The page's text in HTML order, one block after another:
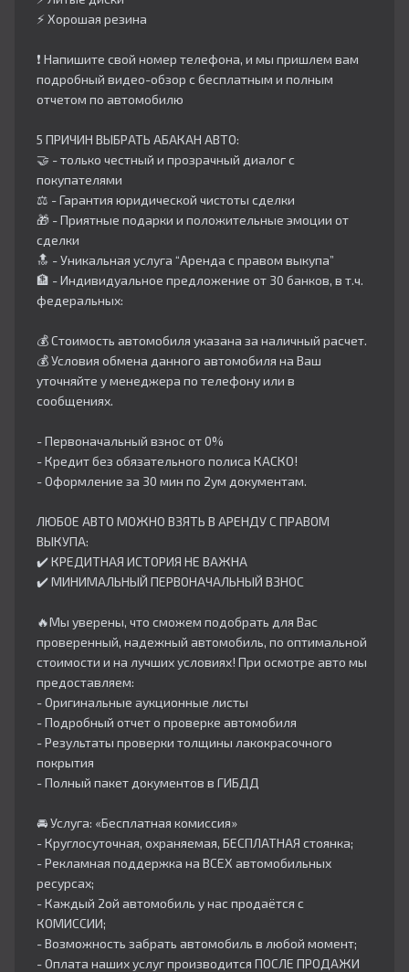
⚡️ Хорошая резина
❗️ Напишите свой номер телефона, и мы пришлем вам
подробный видео-обзор с бесплатным и полным
отчетом по автомобилю
5 ПРИЧИН ВЫБРАТЬ АБАКАН АВТО:
🤝 - только честный и прозрачный диалог с
покупателями
⚖️ - Гарантия юридической чистоты сделки
🎁 - Приятные подарки и положительные эмоции от
сделки
🔝 - Уникальная услуга “Аренда с правом выкупа”
🏦 - Индивидуальное предложение от 30 банков, в т.ч.
федеральных:
💰 Стоимость автомобиля указана за наличный расчет.
💰 Условия обмена данного автомобиля на Ваш
уточняйте у менеджера по телефону или в
сообщениях.
- Первоначальный взнос от 0%
- Кредит без обязательного полиса КАСКО!
- Оформление за 30 мин по 2ум документам.
ЛЮБОЕ АВТО МОЖНО ВЗЯТЬ В АРЕНДУ С ПРАВОМ
ВЫКУПА:
✔️ КРЕДИТНАЯ ИСТОРИЯ НЕ ВАЖНА
✔️ МИНИМАЛЬНЫЙ ПЕРВОНАЧАЛЬНЫЙ ВЗНОС
🔥Мы уверены, что сможем подобрать для Вас
проверенный, надежный автомобиль, по оптимальной
стоимости и на лучших условиях! При осмотре авто мы
предоставляем:
- Оригинальные аукционные листы
- Подробный отчет о проверке автомобиля
- Результаты проверки толщины лакокрасочного
покрытия
- Полный пакет документов в ГИБДД
🚘 Услуга: «Бесплатная комиссия»
- Круглосуточная, охраняемая, БЕСПЛАТНАЯ стоянка;
- Рекламная поддержка на ВСЕХ автомобильных
ресурсах;
- Каждый 2ой автомобиль у нас продаётся с
КОМИССИИ;
- Возможность забрать автомобиль в любой момент;
- Оплата наших услуг производится ПОСЛЕ ПРОДАЖИ